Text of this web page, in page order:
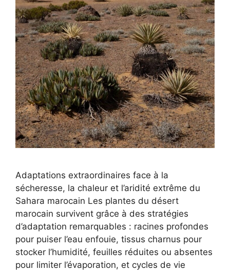
Adaptations extraordinaires face à la
sécheresse, la chaleur et l’aridité extrême du
Sahara marocain Les plantes du désert
marocain survivent grâce à des stratégies
d’adaptation remarquables : racines profondes
pour puiser l’eau enfouie, tissus charnus pour
stocker l’humidité, feuilles réduites ou absentes
pour limiter l’évaporation, et cycles de vie